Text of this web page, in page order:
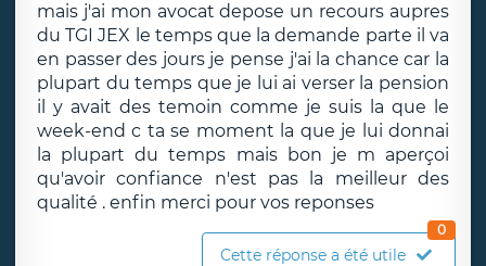
mais j'ai mon avocat depose un recours aupres
du TGI JEX le temps que la demande parte il va
en passer des jours je pense j'ai la chance car la
plupart du temps que je lui ai verser la pension
il y avait des temoin comme je suis la que le
week-end c ta se moment la que je lui donnai
la plupart du temps mais bon je m aperçoi
qu'avoir confiance n'est pas la meilleur des
qualité . enfin merci pour vos reponses
Cette réponse a été utile
0